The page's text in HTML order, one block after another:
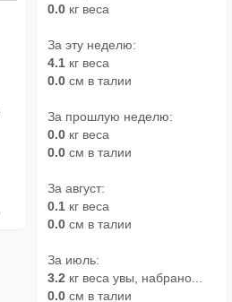
0.0 кг веса
За эту неделю:
4.1 кг веса
0.0 см в талии
За прошлую неделю:
0.0 кг веса
0.0 см в талии
За август:
0.1 кг веса
0.0 см в талии
За июль:
3.2 кг веса увы, набрано...
0.0 см в талии